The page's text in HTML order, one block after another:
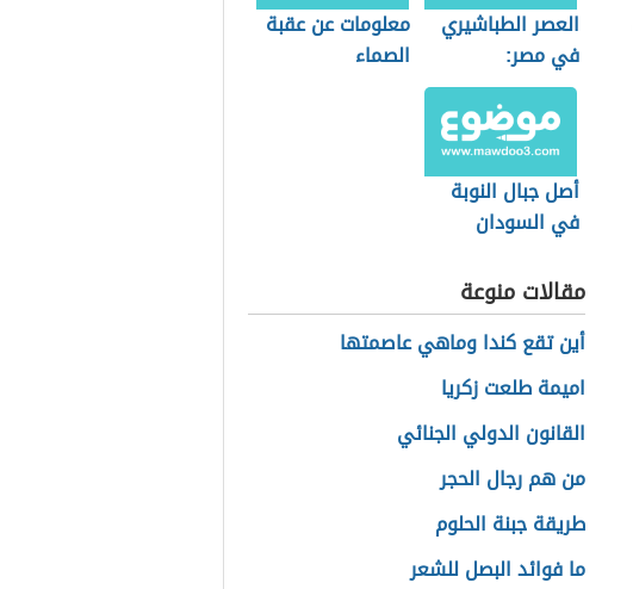
العصر الطباشيري
في مصر:
الجيولوجيا
والأحداث
معلومات عن عقبة
الصماء
أصل جبال النوبة
في السودان
مقالات منوعة
أين تقع كندا وماهي عاصمتها
اميمة طلعت زكريا
القانون الدولي الجنائي
من هم رجال الحجر
طريقة جبنة الحلوم
ما فوائد البصل للشعر